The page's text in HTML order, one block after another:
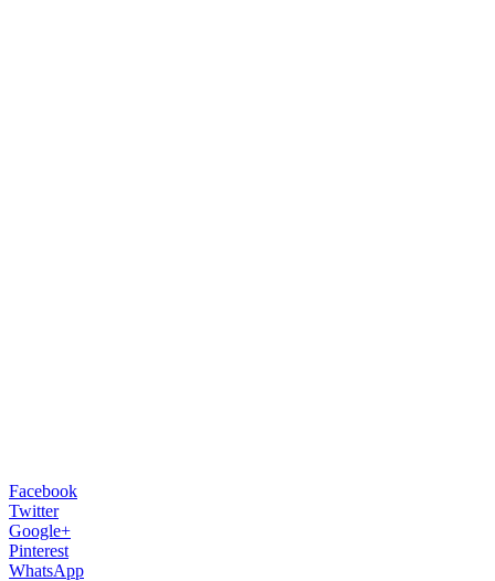
Facebook
Twitter
Google+
Pinterest
WhatsApp